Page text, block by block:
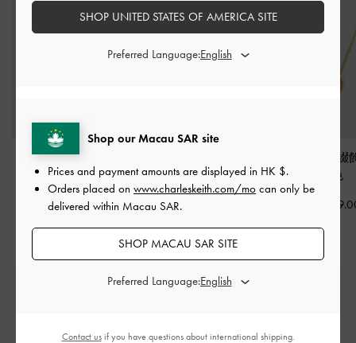
Lena 扭轉項鍊
HK$239.00 HK$369.00
Annalise 心型
金色
Shop our Macau SAR site
Prices and payment amounts are displayed in HK $.
Orders placed on www.charleskeith.com/mo can only be
delivered within Macau SAR.
SHOP MACAU SAR SITE
Preferred Language:
SHOP UNITED STATES OF AMERICA SITE
Preferred Language:
Contact usif you have questions about international shipping.